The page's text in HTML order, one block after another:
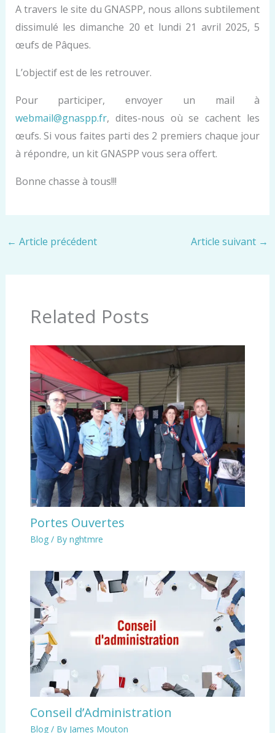
A travers le site du GNASPP, nous allons subtilement
dissimulé les dimanche 20 et lundi 21 avril 2025, 5
œufs de Pâques.
L’objectif est de les retrouver.
Pour participer, envoyer un mail à
webmail@gnaspp.fr, dites-nous où se cachent les
œufs. Si vous faites parti des 2 premiers chaque jour
à répondre, un kit GNASPP vous sera offert.
Bonne chasse à tous!!!
← Article précédent Article suivant →
Related Posts
Portes Ouvertes
Blog/ By nghtmre
Conseil d’Administration
Blog/ By James Mouton